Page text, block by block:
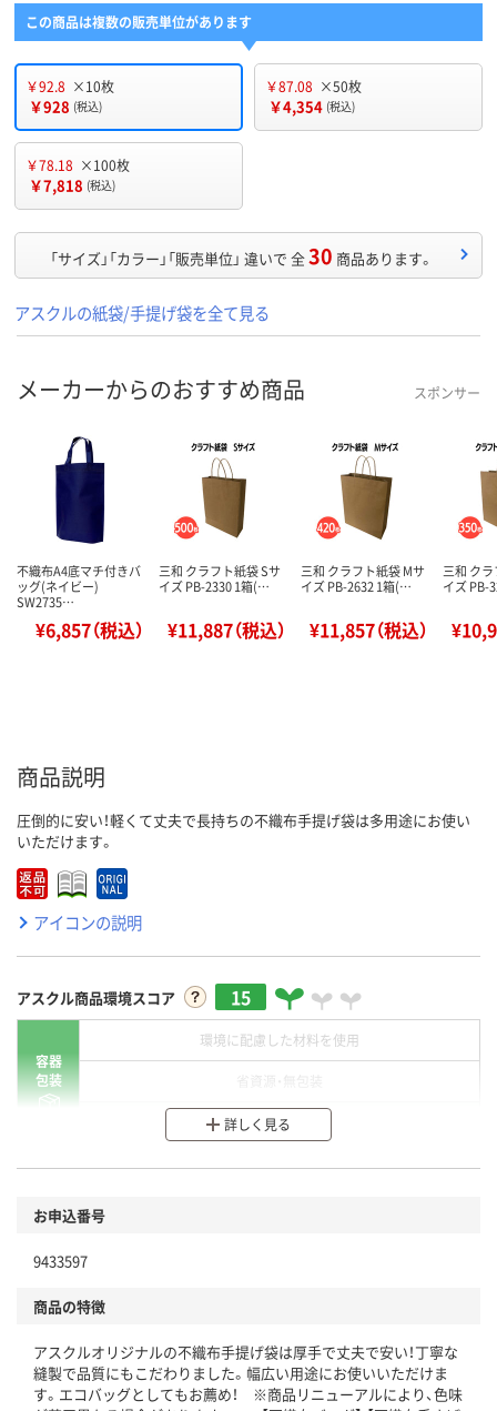
この商品は複数の販売単位があります
￥92.8 ×10枚
￥928 (税込)
￥87.08 ×50枚
￥4,354 (税込)
￥78.18 ×100枚
￥7,818 (税込)
「サイズ」「カラー」「販売単位」 違いで 全30 商品あります。
アスクルの紙袋/手提げ袋を全て見る
メーカーからのおすすめ商品 スポンサー
不織布A4底マチ付きバ
ッグ(ネイビー)
SW2735…
¥6,857（税込）
三和 クラフト紙袋 Sサ
イズ PB-2330 1箱(…
¥11,887（税込）
三和 クラフト紙袋 Mサ
イズ PB-2632 1箱(…
¥11,857（税込）
三和 ク
イズ PB-
商品説明
圧倒的に安い！軽くて丈夫で長持ちの不織布手提げ袋は多用途にお使い
いただけます。
アイコンの説明
アスクル商品環境スコア 15
容器
包装
環境に配慮した材料を使用
分別・リサイクルしやすい設計
本体
仕組
アスクルで資源循環している
温室効果ガスなどの削減
詳しく見る
お申込番号
9433597
商品の特徴
アスクルオリジナルの不織布手提げ袋は厚手で丈夫で安い！丁寧な
縫製で品質にもこだわりました。幅広い用途にお使いいただけま
す。エコバッグとしてもお薦め！ ※商品リニューアルにより、色味